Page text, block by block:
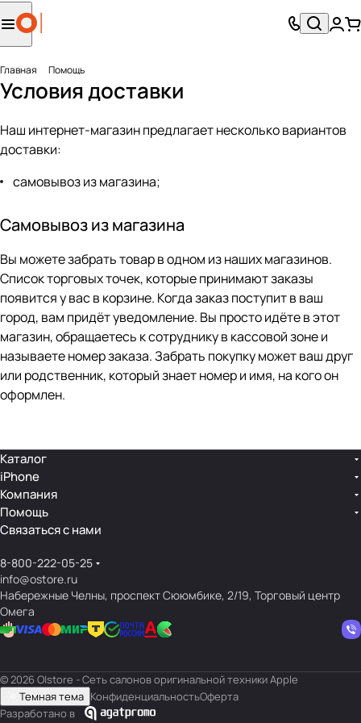
Главная Помощь
Условия доставки
Наш интернет-магазин предлагает несколько вариантов
доставки:
самовывоз из магазина;
Самовывоз из магазина
Вы можете забрать товар в одном из наших магазинов.
Список торговых точек, которые принимают заказы
появится у вас в корзине. Когда заказ поступит в ваш
город, вам придёт уведомление. Вы просто идёте в этот
магазин, обращаетесь к сотруднику в кассовой зоне и
называете номер заказа. Забрать покупку может ваш друг
или родственник, который знает номер и имя, на кого он
оформлен.
Каталог
iPhone
Компания
Помощь
Связаться с нами
8-800-222-05-25
info@ostore.ru
Набережные Челны, проспект Сююмбике, 2/19, Торговый центр
Омега
© 2026 O|store - Сеть салонов оригинальной техники Apple
Темная тема КонфиденциальностьОферта
Разработано в